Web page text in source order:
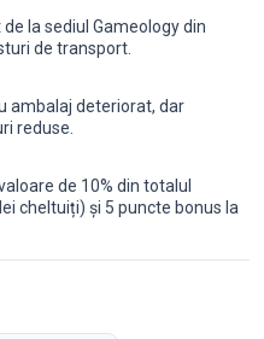
la sediul Gameology din
de transport.
ambalaj deteriorat, dar
reduse.
de 10% din totalul
cheltuiți) și 5 puncte bonus la